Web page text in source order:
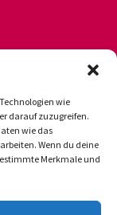
wie
darauf zuzugreifen.
wie das
Wenn du deine
Merkmale und